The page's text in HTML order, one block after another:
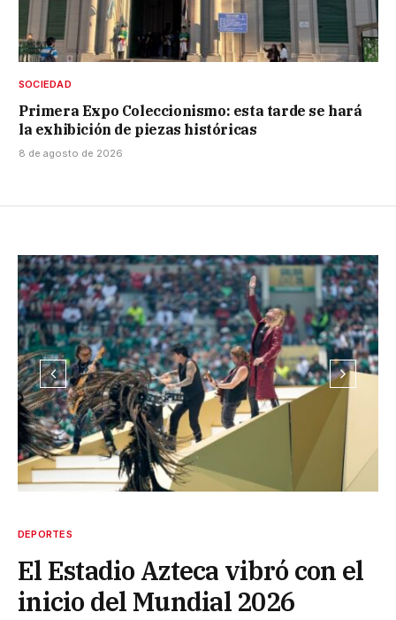
SOCIEDAD
Primera Expo Coleccionismo: esta tarde se hará
la exhibición de piezas históricas
8 de agosto de 2026
DEPORTES
El Estadio Azteca vibró con el
inicio del Mundial 2026